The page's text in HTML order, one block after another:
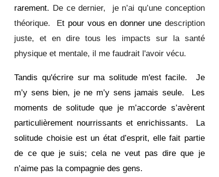
rarement. De ce dernier, je n’ai qu’une conception
théorique. Et pour vous en donner une description
juste, et en dire tous les impacts sur la santé
physique et mentale, il me faudrait l'avoir vécu.
Tandis qu'écrire sur ma solitude m'est facile. Je
m’y sens bien, je ne m’y sens jamais seule. Les
moments de solitude que je m’accorde s’avèrent
particulièrement nourrissants et enrichissants. La
solitude choisie est un état d’esprit, elle fait partie
de ce que je suis; cela ne veut pas dire que je
n’aime pas la compagnie des gens.